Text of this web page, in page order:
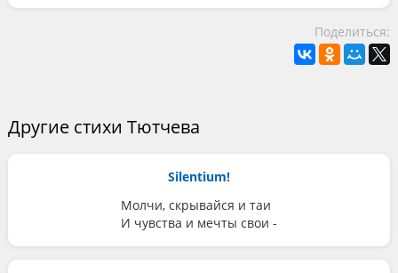
Поделиться:
Другие стихи Тютчева
Silentium!
Молчи, скрывайся и таи
И чувства и мечты свои -